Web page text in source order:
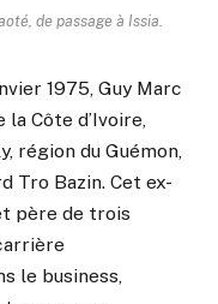
de passage à Issia.
1975, Guy Marc
la Côte d’Ivoire,
région du Guémon,
Tro Bazin. Cet ex-
père de trois
le business,